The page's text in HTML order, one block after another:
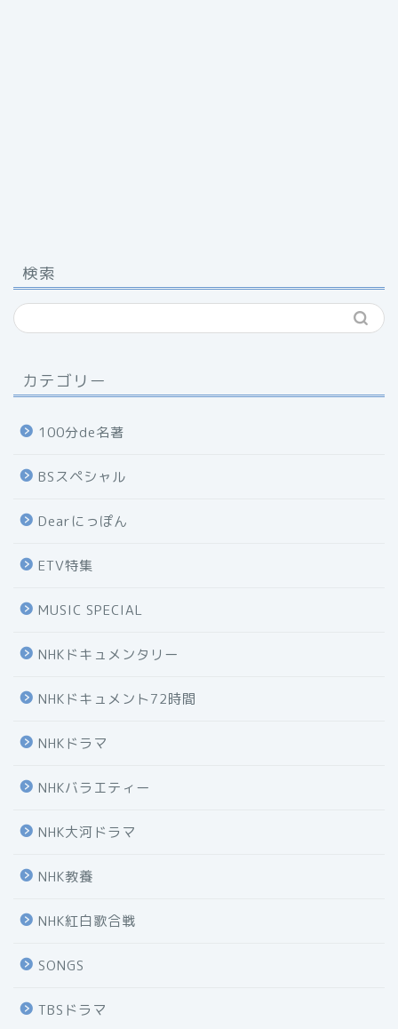
検索
カテゴリー
100分de名著
BSスペシャル
Dearにっぽん
ETV特集
MUSIC SPECIAL
NHKドキュメンタリー
NHKドキュメント72時間
NHKドラマ
NHKバラエティー
NHK大河ドラマ
NHK教養
NHK紅白歌合戦
SONGS
TBSドラマ